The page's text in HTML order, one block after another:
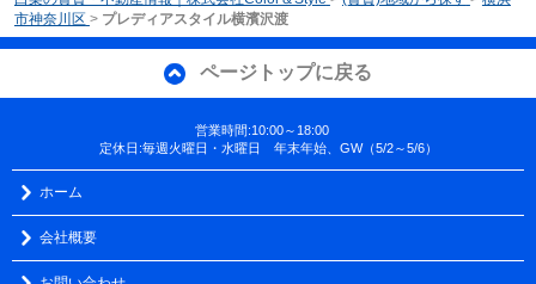
市神奈川区 > プレディアスタイル横濱沢渡
ページトップに戻る
営業時間:10:00～18:00
定休日:毎週火曜日・水曜日 年末年始、GW（5/2～5/6）
ホーム
会社概要